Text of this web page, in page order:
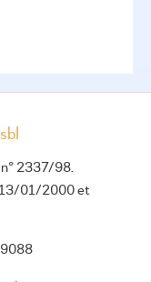
2337/98.
01/2000 et